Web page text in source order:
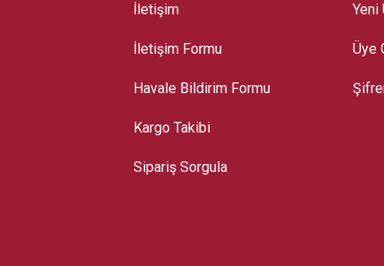
Gönder
İletişim
İletişim Formu
Havale Bildirim Formu
Kargo Takibi
Sipariş Sorgula
Yeni
Üye